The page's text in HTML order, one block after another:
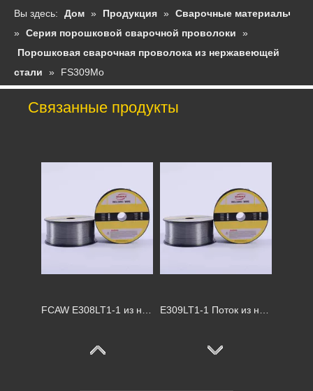
Вы здесь: Дом » Продукция » Сварочные материалы
» Серия порошковой сварочной проволоки
»
Порошковая сварочная проволока из нержавеющей
стали
» FS309Mo
Связанные продукты
FCAW E308LT1-1 из нержавеющей стали E308LT1-1
E308LT1-1 E309LT-1 Ставня сварки из нержавеющей стали, купить проволоку Отправить одноразовые маски бесплатно